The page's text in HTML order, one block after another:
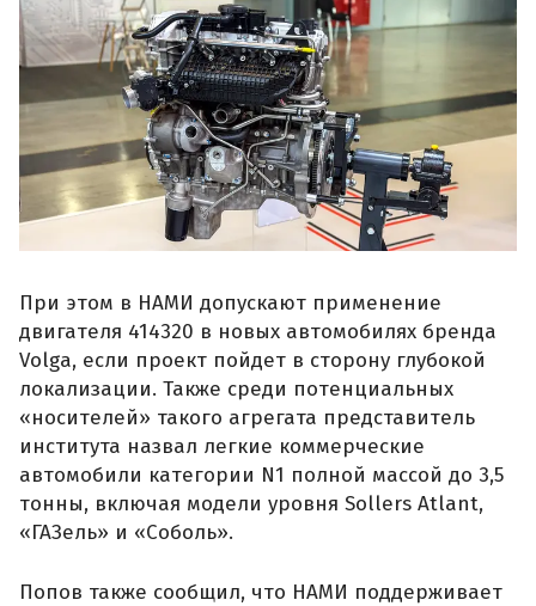
При этом в НАМИ допускают применение
двигателя 414320 в новых автомобилях бренда
Volga, если проект пойдет в сторону глубокой
локализации. Также среди потенциальных
«носителей» такого агрегата представитель
института назвал легкие коммерческие
автомобили категории N1 полной массой до 3,5
тонны, включая модели уровня Sollers Atlant,
«ГАЗель» и «Соболь».
Попов также сообщил, что НАМИ поддерживает